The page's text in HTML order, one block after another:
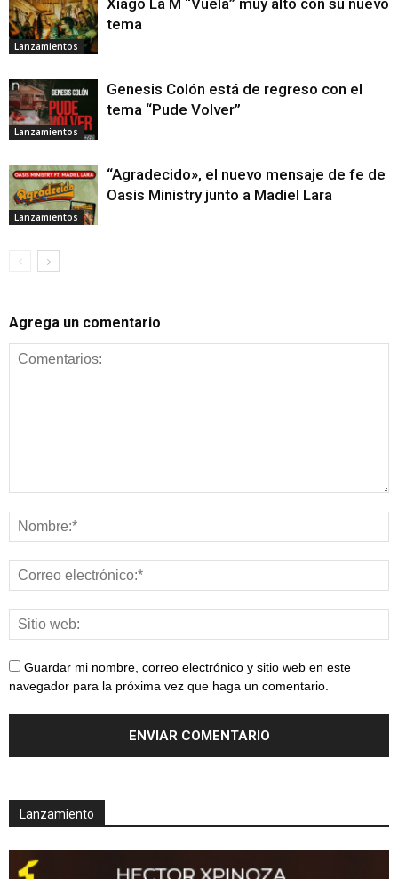
Lanzamientos
tema
Lanzamientos
Genesis Colón está de regreso con el
tema “Pude Volver”
Lanzamientos
“Agradecido», el nuevo mensaje de fe de
Oasis Ministry junto a Madiel Lara
Agrega un comentario
Guardar mi nombre, correo electrónico y sitio web en este
navegador para la próxima vez que haga un comentario.
Lanzamiento